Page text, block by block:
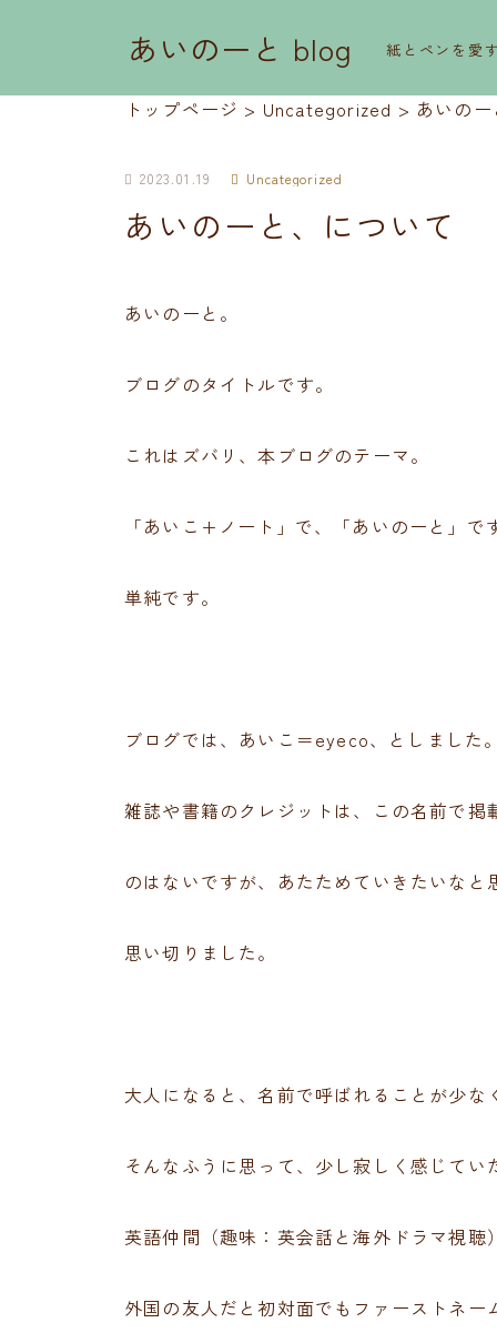
あいのーと blog 紙とペンを愛
トップページ > Uncategorized > あいの
2023.01.19 Uncategorized
あいのーと、について
あいのーと。
ブログのタイトルです。
これはズバリ、本ブログのテーマ。
「あいこ+ノート」で、「あいのーと」で
単純です。
ブログでは、あいこ＝eyeco、としました。
雑誌や書籍のクレジットは、この名前で掲
のはないですが、あたためていきたいなと
思い切りました。
大人になると、名前で呼ばれることが少な
そんなふうに思って、少し寂しく感じてい
英語仲間（趣味：英会話と海外ドラマ視聴
外国の友人だと初対面でもファーストネー